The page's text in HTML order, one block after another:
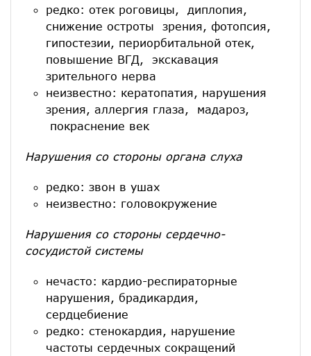
редко: отек роговицы, диплопия,
снижение остроты зрения, фотопсия,
гипостезии, периорбитальной отек,
повышение ВГД, экскавация
зрительного нерва
неизвестно: кератопатия, нарушения
зрения, аллергия глаза, мадароз,
покраснение век
Нарушения со стороны органа слуха
редко: звон в ушах
неизвестно: головокружение
Нарушения со стороны сердечно-
сосудистой системы
нечасто: кардио-респираторные
нарушения, брадикардия,
сердцебиение
редко: стенокардия, нарушение
частоты сердечных сокращений